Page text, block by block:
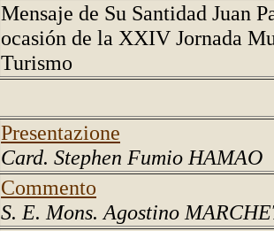
Mensaje de Su Santidad Juan
ocasión de la XXIV Jornada
Turismo
Presentazione
Card. Stephen Fumio HAMAO
Commento
S. E. Mons. Agostino